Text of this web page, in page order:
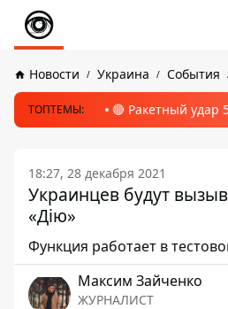
Новости Украина События
ТОПТЕМЫ: 🔴 Ракетный удар
18:27, 28 декабря 2021
Украинцев будут
«Дію»
Функция работает в
Максим Зайченко
ЖУРНАЛИСТ